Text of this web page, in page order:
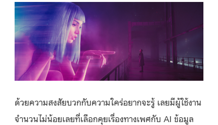
ด้วยความสงสัยบวกกับความใคร่อยากจะรู้ เลยมีผู้ใช้งาน
จำนวนไม่น้อยเลยที่เลือกคุยเรื่องทางเพศกับ AI ข้อมูล